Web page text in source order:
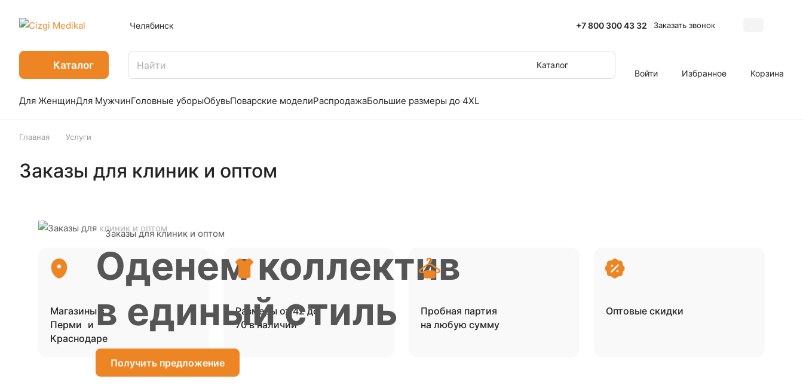
Челябинск +7 800 300 43 32 Заказать звонок
Каталог
Каталог
Войти
Избранное Корзина
Для ЖенщинДля МужчинГоловные уборыОбувьПоварские моделиРаспродажаБольшие размеры до 4XL
Главная Услуги
Заказы для клиник и оптом
Заказы для клиник и оптом
Оденем коллектив
в единый стиль
Получить предложение
Магазины в
Перми и
Краснодаре
Размеры от 42 до
70 в наличии
Пробная партия
на любую сумму
Оптовые скидки